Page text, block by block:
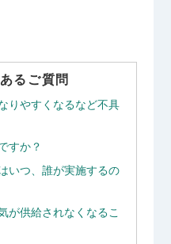
るご質問
りやすくなるなど不具
すか？
いつ、誰が実施するの
が供給されなくなるこ